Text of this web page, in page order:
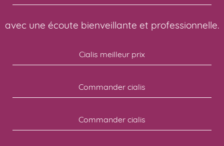
avec une écoute bienveillante et professionnelle.
Cialis meilleur prix
Commander cialis
Commander cialis